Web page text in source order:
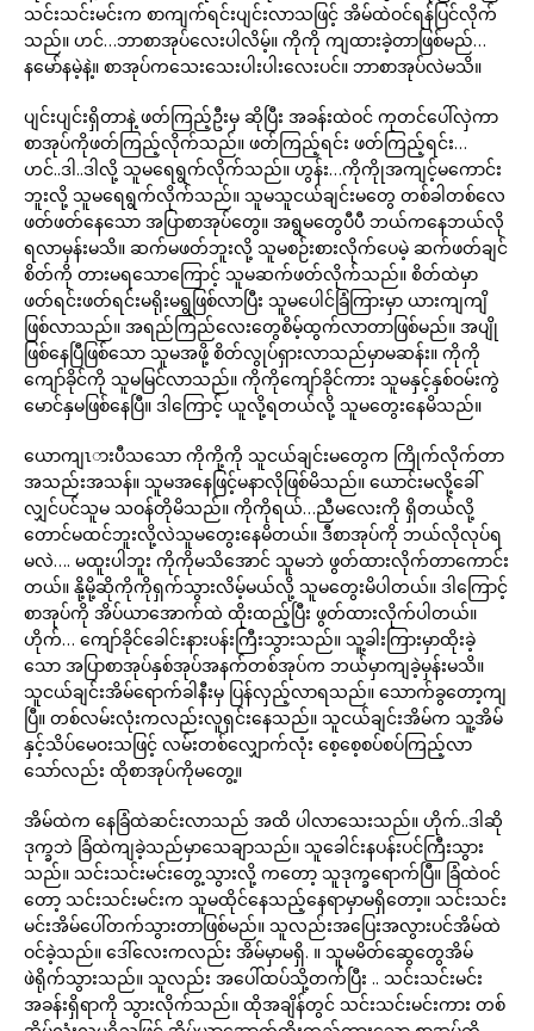
သင်းသင်းမင်းက စာကျက်ရင်းပျင်းလာသဖြင့် အိမ်ထဲဝင်ရန်ပြင်လိုက်
သည်။ ဟင်…ဘာစာအုပ်လေးပါလိမ့်။ ကိုကို ကျထားခဲ့တာဖြစ်မည်…
နမော်နမဲ့နဲ့။ စာအုပ်ကသေးသေးပါးပါးလေးပင်။ ဘာစာအုပ်လဲမသိ။
ပျင်းပျင်းရှိတာနဲ့ ဖတ်ကြည့်ဦးမှ ဆိုပြီး အခန်းထဲဝင် ကုတင်ပေါ်လှဲကာ
စာအုပ်ကိုဖတ်ကြည့်လိုက်သည်။ ဖတ်ကြည့်ရင်း ဖတ်ကြည့်ရင်း…
ဟင်..ဒါ..ဒါလို့ သူမရေရွက်လိုက်သည်။ ဟွန်း…ကိုကိုုအကျင့်မကောင်း
ဘူးလို့ သူမရေရွက်လိုက်သည်။ သူမသူငယ်ချင်းမတွေ တစ်ခါတစ်လေ
ဖတ်ဖတ်နေသော အပြာစာအုပ်တွေ။ အရွမတွေပီပီ ဘယ်ကနေဘယ်လို
ရလာမှန်းမသိ။ ဆက်မဖတ်ဘူးလို့ သူမစဉ်းစားလိုက်ပေမဲ့ ဆက်ဖတ်ချင်
စိတ်ကို တားမရသောကြောင့် သူမဆက်ဖတ်လိုက်သည်။ စိတ်ထဲမှာ
ဖတ်ရင်းဖတ်ရင်းမရိုးမရွဖြစ်လာပြီး သူမပေါင်ခြံကြားမှာ ယားကျကျိ
ဖြစ်လာသည်။ အရည်ကြည်လေးတွေစိမ့်ထွက်လာတာဖြစ်မည်။ အပျို
ဖြစ်နေပြီဖြစ်သော သူမအဖို့ စိတ်လွုပ်ရှားလာသည်မှာမဆန်း။ ကိုကို
ကျော်ခိုင်ကို သူမမြင်လာသည်။ ကိုကိုကျော်ခိုင်ကား သူမနှင့်နှစ်ဝမ်းကွဲ
မောင်နှမဖြစ်နေပြီ။ ဒါကြောင့် ယူလို့ရတယ်လို့ သူမတွေးနေမိသည်။
ယောကျၤားပီသသော ကိုကို့ကို သူငယ်ချင်းမတွေက ကြိုက်လိုက်တာ
အသည်းအသန်။ သူမအနေဖြင့်မနာလိုဖြစ်မိသည်။ ယောင်းမလို့ခေါ်
လျှင်ပင်သူမ သဝန်တိုမိသည်။ ကိုကိုရယ်…ညီမလေးကို ရှိတယ်လို့
တောင်မထင်ဘူးလို့လဲသူမတွေးနေမိတယ်။ ဒီစာအုပ်ကို ဘယ်လိုလုပ်ရ
မလဲ…. မထူးပါဘူး ကိုကိုမသိအောင် သူမဘဲ ဖွတ်ထားလိုက်တာကောင်း
တယ်။ နို့မို့ဆိုကိုကိုရှက်သွားလိမ့်မယ်လို့ သူမတွေးမိပါတယ်။ ဒါကြောင့်
စာအုပ်ကို အိပ်ယာအောက်ထဲ ထိုးထည့်ပြီး ဖွတ်ထားလိုက်ပါတယ်။
ဟိုက်… ကျော်ခိုင်ခေါင်းနားပန်းကြီးသွားသည်။ သူ့ခါးကြားမှာထိုးခဲ့
သော အပြာစာအုပ်နှစ်အုပ်အနက်တစ်အုပ်က ဘယ်မှာကျခဲ့မှန်းမသိ။
သူငယ်ချင်းအိမ်ရောက်ခါနီးမှ ပြန်လှည့်လာရသည်။ သောက်ခွတော့ကျ
ပြီ။ တစ်လမ်းလုံးကလည်းလူရှင်းနေသည်။ သူငယ်ချင်းအိမ်က သူ့အိမ်
နှင့်သိပ်မေဝးသဖြင့် လမ်းတစ်လျှောက်လုံး စေ့စေ့စပ်စပ်ကြည့်လာ
သော်လည်း ထိုစာအုပ်ကိုမတွေ့။
အိမ်ထဲက နေခြံထဲဆင်းလာသည် အထိ ပါလာသေးသည်။ ဟိုက်..ဒါဆို
ဒုက္ခဘဲ ခြံထဲကျခဲ့သည်မှာသေချာသည်။ သူခေါင်းနပန်းပင်ကြီးသွား
သည်။ သင်းသင်းမင်းတွေ့သွားလို့ ကတော့ သူဒုက္ခရောက်ပြီ။ ခြံထဲဝင်
တော့ သင်းသင်းမင်းက သူမထိုင်နေသည့်နေရာမှာမရှိတော့။ သင်းသင်း
မင်းအိမ်ပေါ်တက်သွားတာဖြစ်မည်။ သူလည်းအပြေးအလွားပင်အိမ်ထဲ
ဝင်ခဲ့သည်။ ဒေါ်လေးကလည်း အိမ်မှာမရှိ. ။ သူမမိတ်ဆွေတွေအိမ်
ဖဲရိုက်သွားသည်။ သူလည်း အပေါ်ထပ်သို့တက်ပြီး .. သင်းသင်းမင်း
အခန်းရှိရာကို သွားလိုက်သည်။ ထိုအချိန်တွင် သင်းသင်းမင်းကား တစ်